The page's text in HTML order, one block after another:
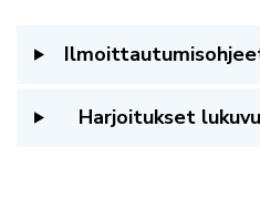
Harjoitukset